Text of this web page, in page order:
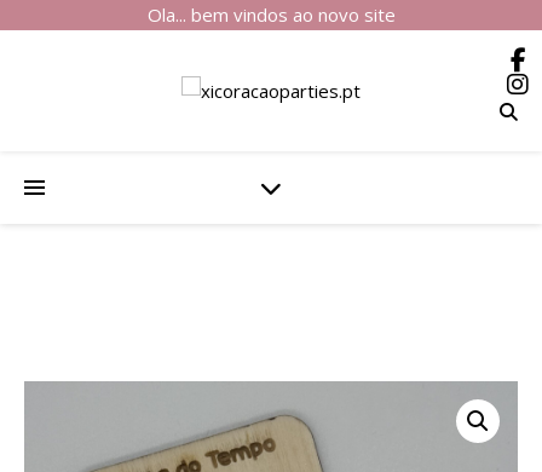
Ola... bem vindos ao novo site